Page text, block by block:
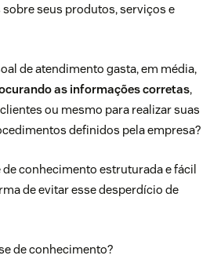
seus produtos, serviços e
de atendimento gasta, em média,
as informações corretas,
ou mesmo para realizar suas
definidos pela empresa?
conhecimento estruturada e fácil
de evitar esse desperdício de
de conhecimento?